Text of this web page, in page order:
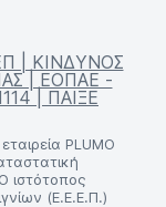
| ΚΙΝΔΥΝΟΣ
| ΕΟΠΑΕ -
| ΠΑΙΞΕ
PLUMO
ιστότοπος
(Ε.Ε.Ε.Π.)